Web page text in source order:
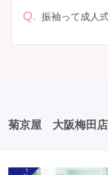
しょう。
人式: 一般的に午
Q. 振袖って成人
菊京屋 大阪梅田